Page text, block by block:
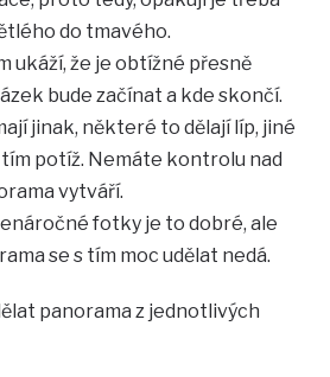
do tmavého.
ukáží, že je obtížné přesně
bude začínat a kde skončí.
jinak, některé to dělají líp, jiné
tím potíž. Nemáte kontrolu nad
vytváří.
fotky je to dobré, ale
se s tím moc udělat nedá.
panorama z jednotlivých